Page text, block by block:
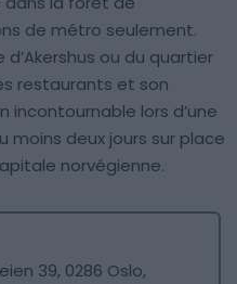
de métro seulement.
ou du quartier
restaurants et son
incontournable lors d’une
moins deux jours sur place
norvégienne.
39, 0286 Oslo,